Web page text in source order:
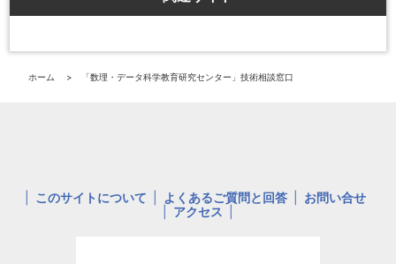
ホーム 「数理・データ科学教育研究センター」技術相談窓口
このサイトについて よくあるご質問と回答
お問い合せ
アクセス